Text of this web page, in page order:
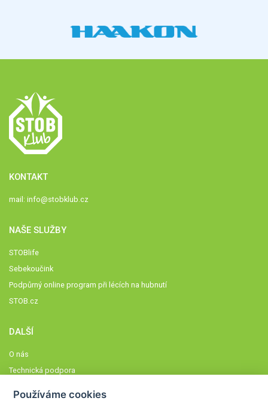
KONTAKT
mail: info@stobklub.cz
NAŠE SLUŽBY
STOBlife
Sebekoučink
Podpůrný online program při lécích na hubnutí
STOB.cz
DALŠÍ
O nás
Technická podpora
Používáme cookies